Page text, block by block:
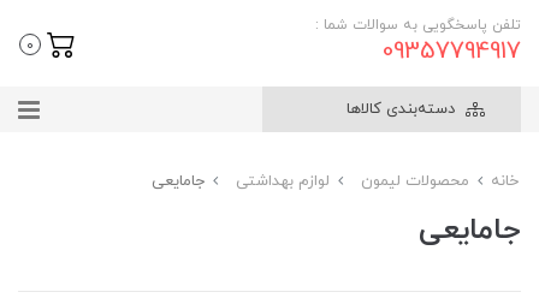
تلفن پاسخگویی به سوالات شما :
09357794917
0
دسته‌بندی کالاها
خانه محصولات لیمون لوازم بهداشتی جامایعی
جامایعی